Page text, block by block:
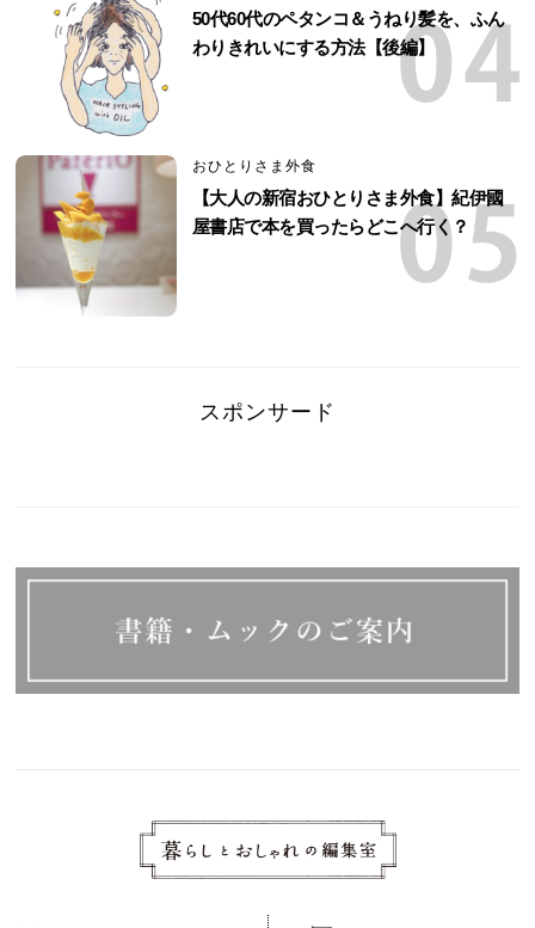
50代60代のペタンコ＆うねり髪を、ふん
わりきれいにする方法【後編】
おひとりさま外食
【大人の新宿おひとりさま外食】紀伊國
屋書店で本を買ったらどこへ行く？
スポンサード